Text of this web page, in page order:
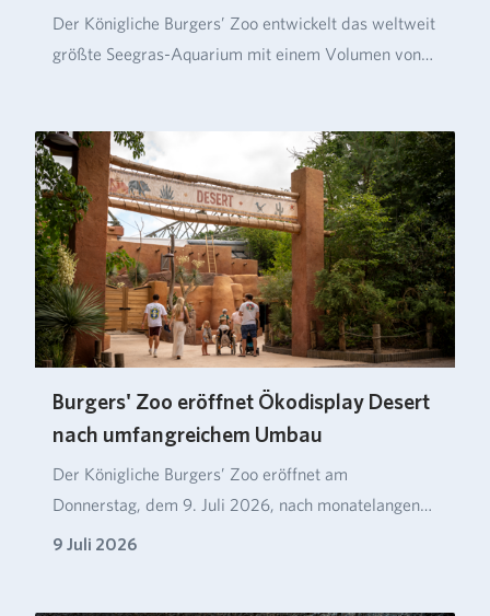
Der Königliche Burgers’ Zoo entwickelt das weltweit
größte Seegras-Aquarium mit einem Volumen von
Burgers' Zoo eröffnet Ökodisplay Desert
nach umfangreichem Umbau
Der Königliche Burgers’ Zoo eröffnet am
Donnerstag, dem 9. Juli 2026, nach monatelangen
Umbaumaßnahm…
9 Juli 2026